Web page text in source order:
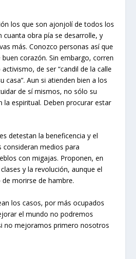
los que son ajonjolí de todos los
cuanta obra pía se desarrolle, y
más. Conozco personas así que
corazón. Sin embargo, corren
de ser “candil de la calle
casa”. Aun si atienden bien a los
de sí mismos, no sólo su
la espiritual. Deben procurar estar
detestan la beneficencia y el
consideran medios para
con migajas. Proponen, en
y la revolución, aunque el
morirse de hambre.
los casos, por más ocupados
el mundo no podremos
no mejoramos primero nosotros